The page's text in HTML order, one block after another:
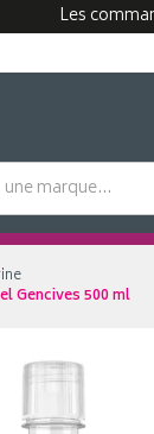
Les
Gencives 500 ml